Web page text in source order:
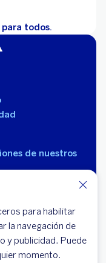
para habilitar
la navegación de
y publicidad. Puede
momento.
todos.
de nuestros
de Banca